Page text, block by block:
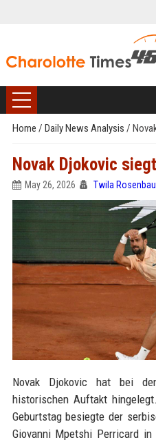
Home / Daily News Analysis /
Novak Djokovic
May 26, 2026 Twila
Novak Djokovic hat bei
historischen Auftakt
Geburtstag besiegte der
Giovanni Mpetshi Perricard